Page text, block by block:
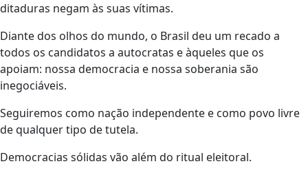
ditaduras negam às suas vítimas.
Diante dos olhos do mundo, o Brasil deu um recado a
todos os candidatos a autocratas e àqueles que os
apoiam: nossa democracia e nossa soberania são
inegociáveis.
Seguiremos como nação independente e como povo livre
de qualquer tipo de tutela.
Democracias sólidas vão além do ritual eleitoral.